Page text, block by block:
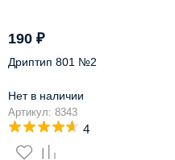
190 ₽
Дриптип 801 №2
Нет в наличии
Артикул: 8343
4